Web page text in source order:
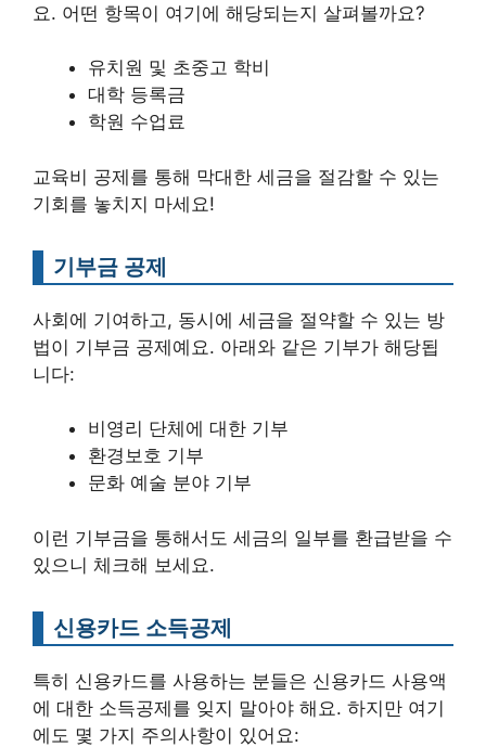
요. 어떤 항목이 여기에 해당되는지 살펴볼까요?
유치원 및 초중고 학비
대학 등록금
학원 수업료
교육비 공제를 통해 막대한 세금을 절감할 수 있는
기회를 놓치지 마세요!
기부금 공제
사회에 기여하고, 동시에 세금을 절약할 수 있는 방
법이 기부금 공제예요. 아래와 같은 기부가 해당됩
니다:
비영리 단체에 대한 기부
환경보호 기부
문화 예술 분야 기부
이런 기부금을 통해서도 세금의 일부를 환급받을 수
있으니 체크해 보세요.
신용카드 소득공제
특히 신용카드를 사용하는 분들은 신용카드 사용액
에 대한 소득공제를 잊지 말아야 해요. 하지만 여기
에도 몇 가지 주의사항이 있어요: